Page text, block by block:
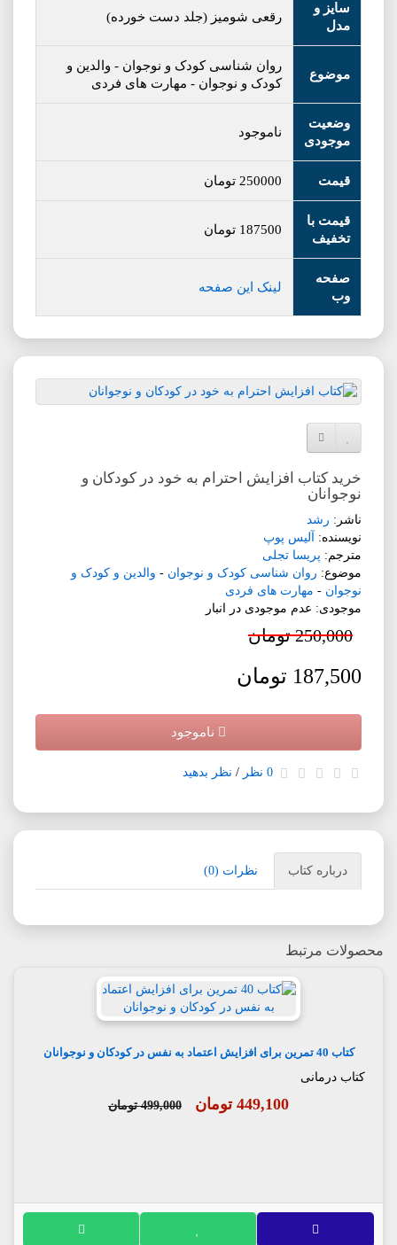
سایز و
مدل
رقعی شومیز (جلد دست خورده)
موضوع
روان شناسی کودک و نوجوان - والدین و
کودک و نوجوان - مهارت های فردی
وضعیت
موجودی
ناموجود
قیمت 250000 تومان
قیمت با
تخفیف
187500 تومان
صفحه
وب
لینک این صفحه
افزودن به لیست دلخواه
خرید کتاب افزایش احترام به خود در کودکان و
نوجوانان
ناشر: رشد
نویسنده:
آلیس پوپ
مترجم: پریسا تجلی
موضوع: روان شناسی کودک و نوجوان - والدین و کودک و
نوجوان - مهارت های فردی
موجودی: عدم موجودی در انبار
250,000 تومان
187,500 تومان
ناموجود
0 نظر / نظر بدهید
درباره کتاب نظرات (0)
محصولات مرتبط
کتاب 40 تمرین برای افزایش اعتماد به نفس در کودکان و نوجوانان
کتاب درمانی
449,100 تومان 499,000 تومان